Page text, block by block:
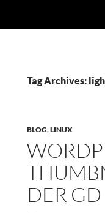
Tag Archives:
BLOG,LINUX
DER